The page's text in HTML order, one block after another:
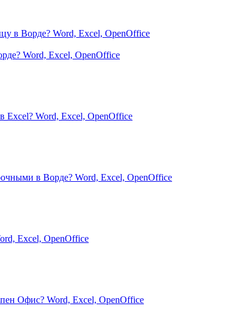
в Ворде? Word, Excel, OpenOffice
Word, Excel, OpenOffice
Excel? Word, Excel, OpenOffice
в Ворде? Word, Excel, OpenOffice
Excel, OpenOffice
Офис? Word, Excel, OpenOffice